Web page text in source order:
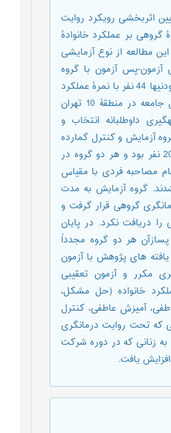
اثربخشی رویکرد روایت
بر عملکرد خانوادۀ
مطالعه از نوع آزمایشی
پس آزمون با گروه
کنترل به شمار میرود. آزمودنیها 44 نفر با نمرۀ عملکرد
خانواده پایینتر از میانگین جامعه در منطقۀ 10 تهران
داوطلبانه انتخاب و
آزمایش و کنترل گمارده
شدند. هر گروه شامل 2002 نفر بود و هر دو گروه در
مصاحبه فردی با مقیاس
گروه آزمایش به مدت
گروهی قرار گرفت و
دریافت نکرد. در پایان
هر دو گروه مجدداً
یافته های پژوهش با آزمون
مکرر و آزمون تعقیبی
خانواده (حل مشکل،
آمیزش عاطفی، کنترل
که تحت روایت درمانگری
زنانی که در دوره شرکت
یافت.